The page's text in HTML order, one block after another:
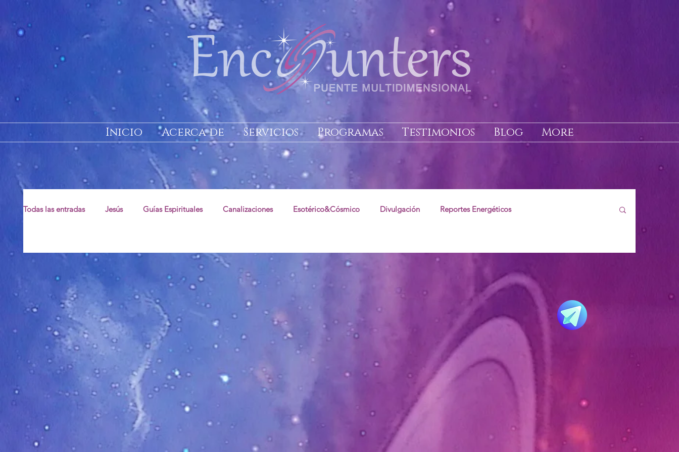
Todas las entradas Jesús Guías Espirituales Canalizaciones Esotérico&Cósmico Divulgación Reportes Energéticos
Inicio Acerca de Servicios Programas Testimonios Blog More